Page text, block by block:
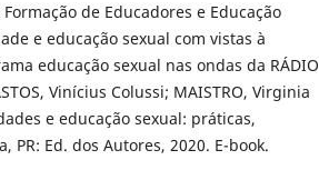
de Educadores e Educação
e educação sexual com vistas à
educação sexual nas ondas da RÁDIO
Vinícius Colussi; MAISTRO, Virginia
e educação sexual: práticas,
PR: Ed. dos Autores, 2020. E-book.